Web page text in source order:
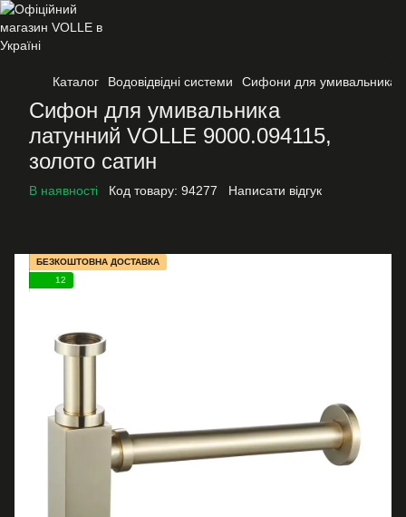
Каталог Водовідвідні системи Сифони для умивальника
Сифон для умивальника
латунний VOLLE 9000.094115,
золото сатин
В наявності Код товару: 94277 Написати відгук
БЕЗКОШТОВНА ДОСТАВКА
12